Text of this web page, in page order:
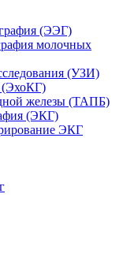
(ЭЭГ)
молочных
(УЗИ)
(ЭхоКГ)
железы (ТАПБ)
(ЭКГ)
ЭКГ